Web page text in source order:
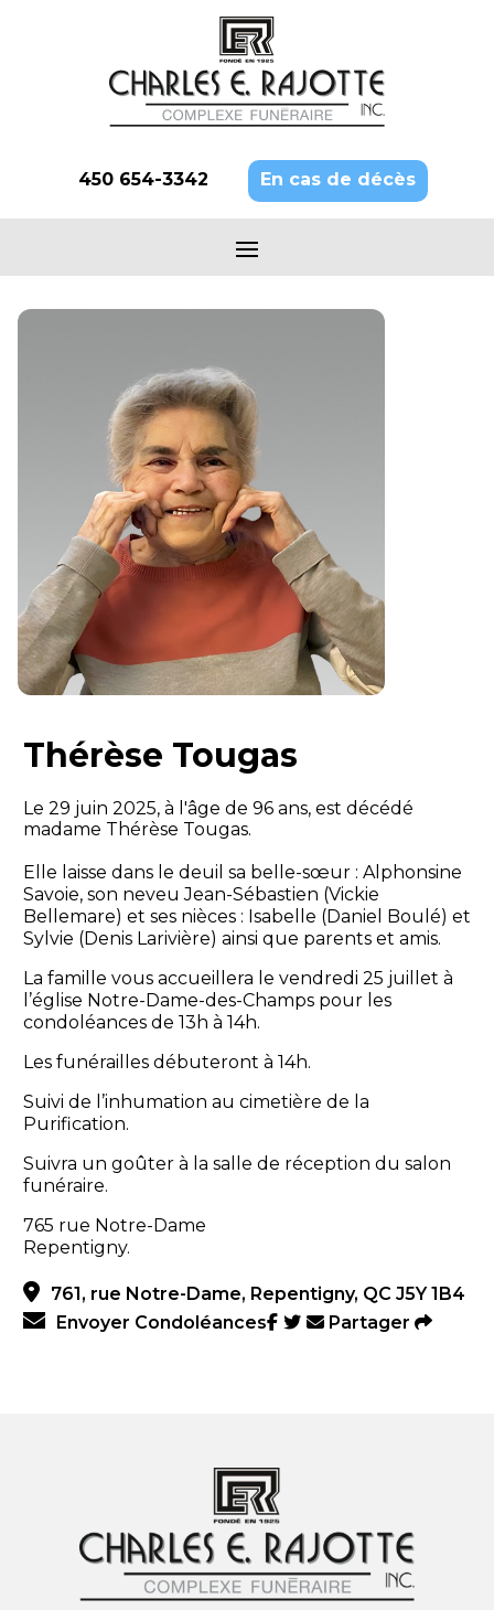
450 654-3342 En cas de décès
Thérèse Tougas
Le 29 juin 2025, à l'âge de 96 ans, est décédé
madame Thérèse Tougas.
Elle laisse dans le deuil sa belle-sœur : Alphonsine
Savoie, son neveu Jean-Sébastien (Vickie
Bellemare) et ses nièces : Isabelle (Daniel Boulé) et
Sylvie (Denis Larivière) ainsi que parents et amis.
La famille vous accueillera le vendredi 25 juillet à
l’église Notre-Dame-des-Champs pour les
condoléances de 13h à 14h.
Les funérailles débuteront à 14h.
Suivi de l’inhumation au cimetière de la
Purification.
Suivra un goûter à la salle de réception du salon
funéraire.
765 rue Notre-Dame
Repentigny.
761, rue Notre-Dame, Repentigny, QC J5Y 1B4
Envoyer Condoléances
Partager